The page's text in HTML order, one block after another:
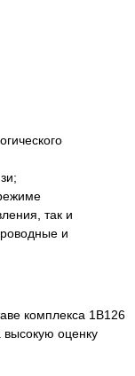
так и
и
комплекса 1В126
оценку